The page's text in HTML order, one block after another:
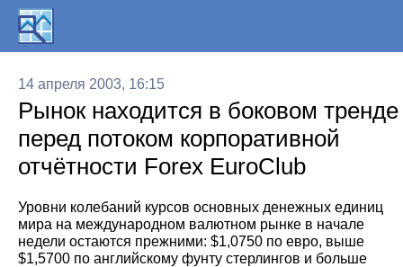
14 апреля 2003, 16:15
Pынок находится в боковом тренде
перед потоком корпоративной
отчётности Forex EuroClub
Уровни колебаний курсов основных денежных единиц
мира на международном валютном рынке в начале
недели остаются прежними: $1,0750 по евро, выше
$1,5700 по английскому фунту стерлингов и больше